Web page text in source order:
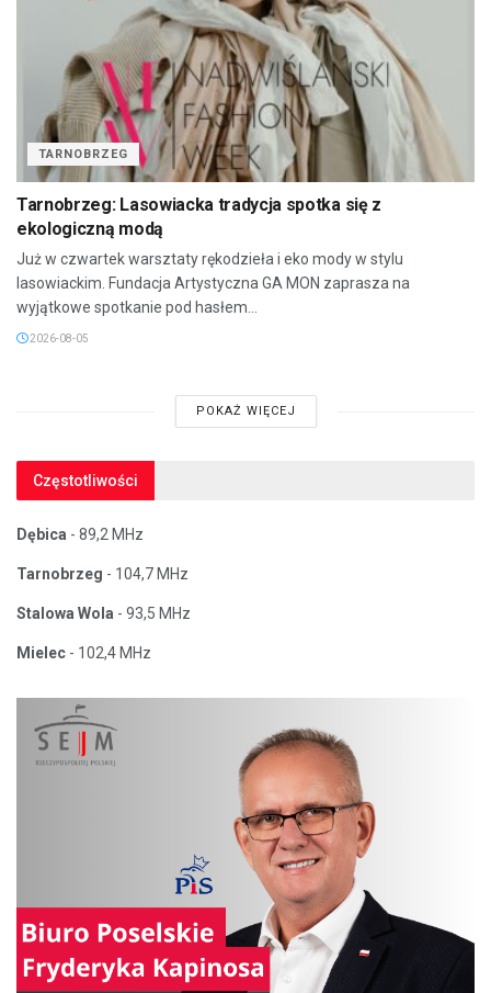
TARNOBRZEG
Tarnobrzeg: Lasowiacka tradycja spotka się z
ekologiczną modą
Już w czwartek warsztaty rękodzieła i eko mody w stylu
lasowiackim. Fundacja Artystyczna GA MON zaprasza na
wyjątkowe spotkanie pod hasłem...
2026-08-05
POKAŻ WIĘCEJ
Częstotliwości
Dębica - 89,2 MHz
Tarnobrzeg - 104,7 MHz
Stalowa Wola - 93,5 MHz
Mielec - 102,4 MHz